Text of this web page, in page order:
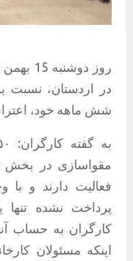
روز
در اردستان، نسبت
شش ماهه خود،
مقواسازی در بخش
فعالیت دارند و
پرداخت نشده
کارگران به حساب
اینکه مسئولان